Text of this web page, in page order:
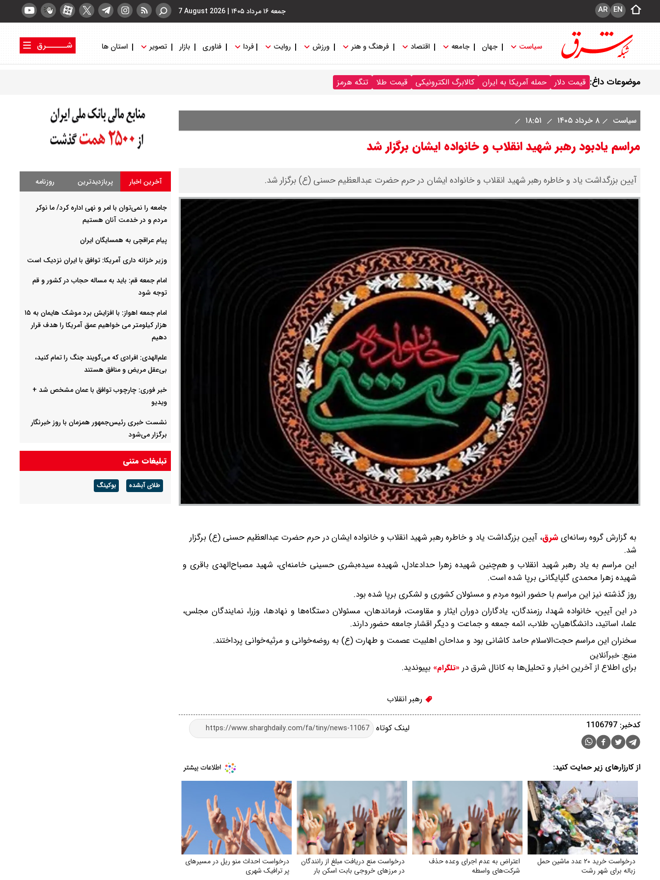
جمعه ۱۶ مرداد ۱۴۰۵ |
7 August 2026 EN
AR
سیاست جهان جامعه اقتصاد فرهنگ و هنر ورزش روایت فردا فناوری بازار تصویر استان ها
شــــــرق
موضوعات داغ: قیمت دلار حمله آمریکا به ایران کالابرگ الکترونیکی قیمت طلا تنگه هرمز
سیاست ۸ خرداد ۱۴۰۵
مراسم یادبود رهبر شهید انقلاب و خانواده ایشان برگزار شد
آیین بزرگداشت یاد و خاطره رهبر شهید انقلاب و خانواده ایشان در حرم حضرت عبدالعظیم حسنی (ع) برگزار شد.
به گزارش گروه رسانه‌ایشرق، آیین بزرگداشت یاد و خاطره رهبر شهید انقلاب و خانواده ایشان در حرم حضرت عبدالعظیم حسنی (ع) برگزار
شد.
این مراسم به یاد رهبر شهید انقلاب و هم‌چنین شهیده زهرا حدادعادل، شهیده سیده‌بشری حسینی خامنه‌ای، شهید مصباح‌الهدی باقری و
شهیده زهرا محمدی گلپایگانی برپا شده است.
روز گذشته نیز این مراسم با حضور انبوه مردم و مسئولان کشوری و لشکری برپا شده بود.
در این آیین، خانواده شهدا، رزمندگان، یادگاران دوران ایثار و مقاومت، فرماندهان، مسئولان دستگاه‌ها و نهادها، وزرا، نمایندگان مجلس،
علما، اساتید، دانشگاهیان، طلاب، ائمه جمعه و جماعت و دیگر اقشار جامعه حضور دارند.
سخنران این مراسم حجت‌الاسلام حامد کاشانی بود و مداحان اهلبیت عصمت و طهارت (ع) به روضه‌خوانی و مرثیه‌خوانی پرداختند.
منبع: خبرآنلاین
برای اطلاع از آخرین اخبار و تحلیل‌ها به کانال شرق در «تلگرام» بپیوندید.
رهبر انقلاب
لینک کوتاه کدخبر: 1106797
از کارزارهای زیر حمایت کنید:
درخواست خرید ۲۰ عدد ماشین حمل
زباله برای شهر رشت
اعتراض به عدم اجرای وعده حذف
شرکت‌های واسطه
درخواست منع دریافت مبلغ از رانندگان
در مرزهای خروجی بابت اسکن بار
درخواست احداث منو ریل در مسیرهای
پر ترافیک شهری
آخرین اخبار پربازدیدترین روزنامه
جامعه را نمی‌توان با امر و نهی اداره کرد/ ما نوکر
مردم و در خدمت آنان هستیم
پیام عراقچی به همسایگان ایران
وزیر خزانه داری آمریکا: توافق با ایران نزدیک است
امام جمعه قم: باید به مساله حجاب در کشور و قم
توجه شود
امام‌ جمعه اهواز: با افزایش برد موشک هایمان به ۱۵
هزار کیلومتر می خواهیم عمق آمریکا را هدف قرار
دهیم
علم‌الهدی: افرادی که می‌گویند جنگ را تمام کنید،
بی‌عقل مریض و منافق هستند
خبر فوری: چارچوب توافق با عمان مشخص شد +
ویدیو
نشست خبری رئیس‌جمهور همزمان با روز خبرنگار
برگزار می‌شود
لاشه F۱۵ منهدم‌شده آمریکا توسط سامانه‌ی نوین
پدافندی نیروی هوافضای سپاه
دیدار سران پاکستان و عربستان در مکه
تبلیغات متنی
طلای آبشده بوکینگ